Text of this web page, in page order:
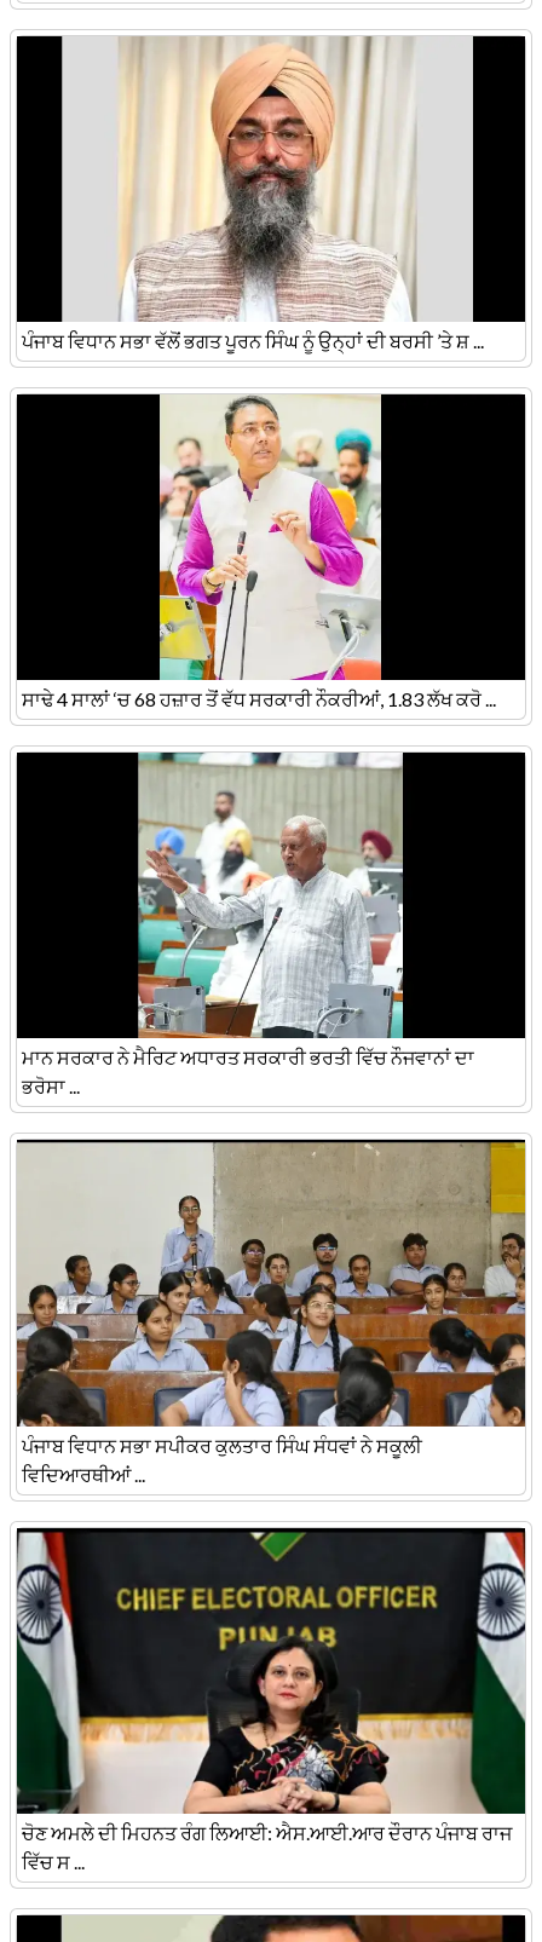
ਪੰਜਾਬ ਵਿਧਾਨ ਸਭਾ ਵੱਲੋਂ ਭਗਤ ਪੂਰਨ ਸਿੰਘ ਨੂੰ ਉਨ੍ਹਾਂ ਦੀ ਬਰਸੀ ’ਤੇ ਸ਼ ...
ਸਾਢੇ 4 ਸਾਲਾਂ ‘ਚ 68 ਹਜ਼ਾਰ ਤੋਂ ਵੱਧ ਸਰਕਾਰੀ ਨੌਕਰੀਆਂ, 1.83 ਲੱਖ ਕਰੋ ...
ਮਾਨ ਸਰਕਾਰ ਨੇ ਮੈਰਿਟ ਅਧਾਰਤ ਸਰਕਾਰੀ ਭਰਤੀ ਵਿੱਚ ਨੌਜਵਾਨਾਂ ਦਾ
ਭਰੋਸਾ ...
ਪੰਜਾਬ ਵਿਧਾਨ ਸਭਾ ਸਪੀਕਰ ਕੁਲਤਾਰ ਸਿੰਘ ਸੰਧਵਾਂ ਨੇ ਸਕੂਲੀ
ਵਿਦਿਆਰਥੀਆਂ ...
ਚੋਣ ਅਮਲੇ ਦੀ ਮਿਹਨਤ ਰੰਗ ਲਿਆਈ: ਐਸ.ਆਈ.ਆਰ ਦੌਰਾਨ ਪੰਜਾਬ ਰਾਜ
ਵਿੱਚ ਸ ...